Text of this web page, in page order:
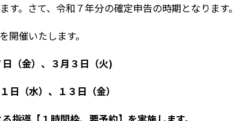
。さて、令和７年分の確定申告の時期となります。
催いたします。
（金）、３月３日（火)
水）、１３日（金）